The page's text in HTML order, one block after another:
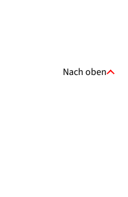
Nach oben